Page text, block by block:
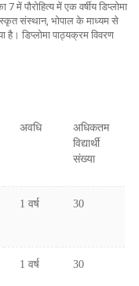
में पौरोहित्य में एक वर्षीय डिप्लोमा
संस्थान, भोपाल के माध्यम से
है। डिप्लोमा पाठ्यक्रम विवरण
अवधि
अधिकतम
विद्यार्थी
संख्या
1 वर्ष 30
1 वर्ष 30